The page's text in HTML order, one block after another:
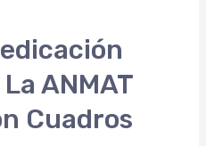
ANMAT
Cuadros